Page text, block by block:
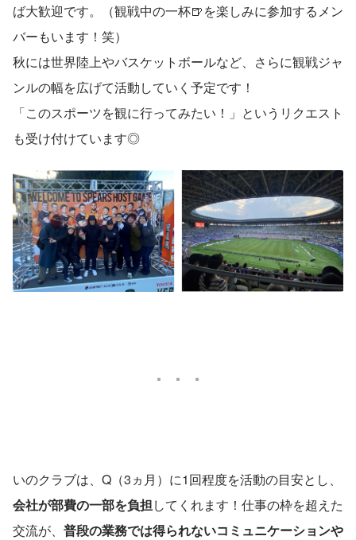
ば大歓迎です。（観戦中の一杯🍺を楽しみに参加するメン
バーもいます！笑）
秋には世界陸上やバスケットボールなど、さらに観戦ジャ
ンルの幅を広げて活動していく予定です！
「このスポーツを観に行ってみたい！」というリクエスト
も受け付けています◎
いのクラブは、Q（3ヵ月）に1回程度を活動の目安とし、
会社が部費の一部を負担してくれます！仕事の枠を超えた
交流が、 普段の業務では得られないコミュニケーションや